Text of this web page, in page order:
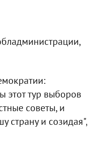
этот тур выборов
советы, и
страну и созидая",